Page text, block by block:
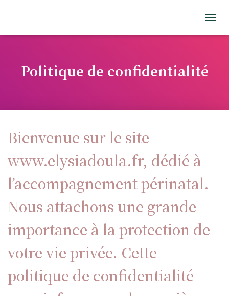
O
I
Politique de confidentialité
Bienvenue sur le site
www.elysiadoula.fr, dédié à
l’accompagnement périnatal.
Nous attachons une grande
importance à la protection de
votre vie privée. Cette
politique de confidentialité